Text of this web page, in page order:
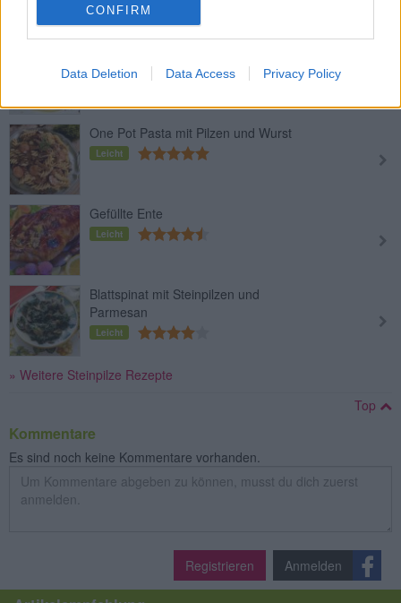
CONFIRM
Data Deletion Data Access Privacy Policy
Leicht
Leicht
One Pot Pasta mit Pilzen und Wurst
Leicht
Gefüllte Ente
Leicht
Blattspinat mit Steinpilzen und
Parmesan
Leicht
» Weitere Steinpilze Rezepte
Top
Kommentare
Es sind noch keine Kommentare vorhanden.
Registrieren Anmelden